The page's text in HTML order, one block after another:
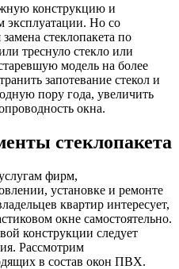
конструкцию и
эксплуатации. Но со
стеклопакета по
треснуло стекло или
модель на более
запотевание стекол и
пору года, увеличить
окна.
стеклопакета
фирм,
установке и ремонте
квартир интересует,
окне самостоятельно.
конструкции следует
Рассмотрим
в состав окон ПВХ.